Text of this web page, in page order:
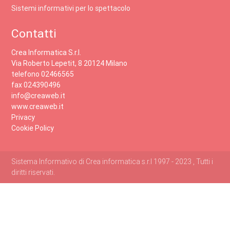
Sistemi informativi per lo spettacolo
Contatti
Crea Informatica S.r.l.
Via Roberto Lepetit, 8 20124 Milano
telefono 02466565
fax 024390496
info@creaweb.it
www.creaweb.it
Privacy
Cookie Policy
Sistema Informativo di Crea informatica s.r.l 1997 - 2023 , Tutti i
diritti riservati.